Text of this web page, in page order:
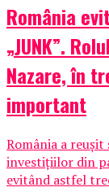
România
„JUNK”.
Nazare, în
important
România a
investițiilor din
evitând astfel